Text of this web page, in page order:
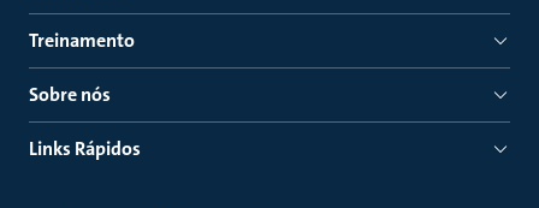
Treinamento
Sobre nós
Links Rápidos